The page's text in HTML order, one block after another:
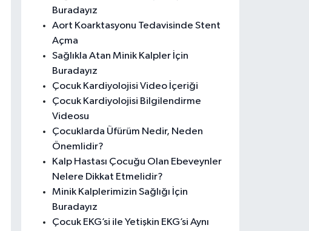
Buradayız
Aort Koarktasyonu Tedavisinde Stent
Açma
Sağlıkla Atan Minik Kalpler İçin
Buradayız
Çocuk Kardiyolojisi Video İçeriği
Çocuk Kardiyolojisi Bilgilendirme
Videosu
Çocuklarda Üfürüm Nedir, Neden
Önemlidir?
Kalp Hastası Çocuğu Olan Ebeveynler
Nelere Dikkat Etmelidir?
Minik Kalplerimizin Sağlığı İçin
Buradayız
Çocuk EKG’si ile Yetişkin EKG’si Aynı